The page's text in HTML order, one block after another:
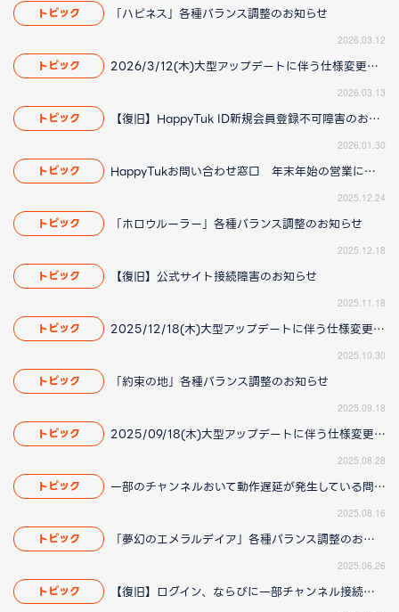
トピック 「ハピネス」各種バランス調整のお知らせ
2026.03.12
トピック 2026/3/12(木)大型アップデートに伴う仕様変更のお知らせ(2026/3/13更新)
2026.03.13
トピック 【復旧】HappyTuk ID新規会員登録不可障害のお知らせ
2026.01.30
トピック HappyTukお問い合わせ窓口 年末年始の営業について
2025.12.24
トピック 「ホロウルーラー」各種バランス調整のお知らせ
2025.12.18
トピック 【復旧】公式サイト接続障害のお知らせ
2025.11.18
トピック 2025/12/18(木)大型アップデートに伴う仕様変更のお知らせ(2025/11/20更新)
2025.10.30
トピック 「約束の地」各種バランス調整のお知らせ
2025.09.18
トピック 2025/09/18(木)大型アップデートに伴う仕様変更のお知らせ(2025/8/28 16:00更新)
2025.08.28
トピック 一部のチャンネルおいて動作遅延が発生している問題について(2025/8/21 更新)
2025.08.16
トピック 「夢幻のエメラルデイア」各種バランス調整のお知らせ
2025.06.26
トピック 【復旧】ログイン、ならびに一部チャンネル接続障害のお知らせ